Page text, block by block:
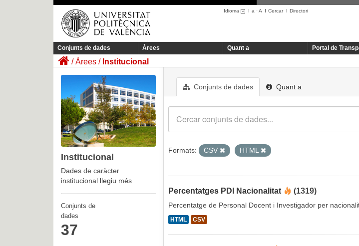
Idioma I a ·A I CercarI Directori
Conjunts de dades Àrees Quant a Portal de
Àrees Institucional
Conjunts de dades Quant a
Formats: CSV HTML
Percentatges PDI Nacionalitat (1319)
Percentatge de Personal Docent i Investigador per
HTML CSV
Institucional
Dades de caràcter
institucional llegiu més
Conjunts de
dades
37